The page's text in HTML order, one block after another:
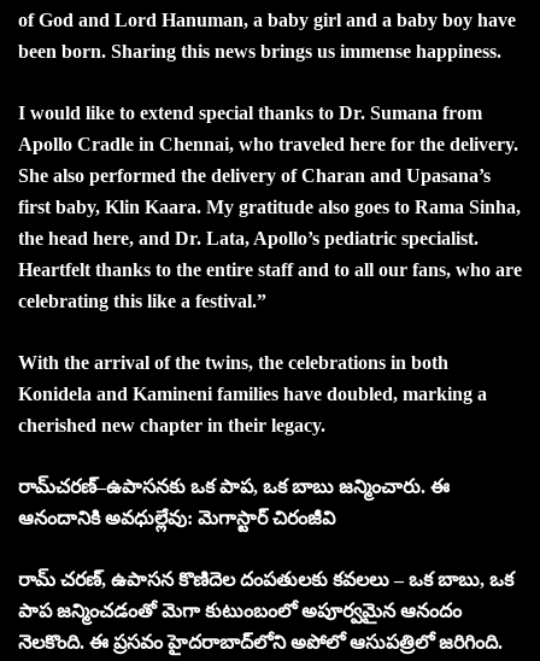
of God and Lord Hanuman, a baby girl and a baby boy have
been born. Sharing this news brings us immense happiness.
I would like to extend special thanks to Dr. Sumana from
Apollo Cradle in Chennai, who traveled here for the delivery.
She also performed the delivery of Charan and Upasana’s
first baby, Klin Kaara. My gratitude also goes to Rama Sinha,
the head here, and Dr. Lata, Apollo’s pediatric specialist.
Heartfelt thanks to the entire staff and to all our fans, who are
celebrating this like a festival.”
With the arrival of the twins, the celebrations in both
Konidela and Kamineni families have doubled, marking a
cherished new chapter in their legacy.
రామ్‌చరణ్‌–ఉపాసనకు ఒక పాప, ఒక బాబు జన్మించారు. ఈ
ఆనందానికి అవధుల్లేవు: మెగాస్టార్ చిరంజీవి
రామ్ చరణ్, ఉపాసన కొణిదెల దంపతులకు కవలలు – ఒక బాబు, ఒక
పాప జన్మించడంతో మెగా కుటుంబంలో అపూర్వమైన ఆనందం
నెలకొంది. ఈ ప్రసవం హైదరాబాద్‌లోని అపోలో ఆసుపత్రిలో జరిగింది.